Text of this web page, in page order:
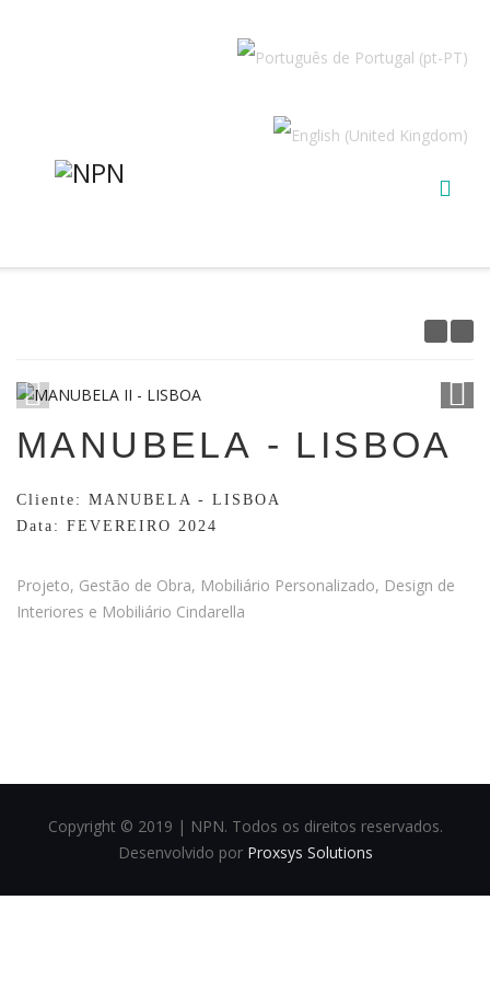
MANUBELA - LISBOA
Cliente: MANUBELA - LISBOA
Data: FEVEREIRO 2024
Projeto, Gestão de Obra, Mobiliário Personalizado, Design de
Interiores e Mobiliário Cindarella
Copyright © 2019 | NPN. Todos os direitos reservados.
Desenvolvido por Proxsys Solutions